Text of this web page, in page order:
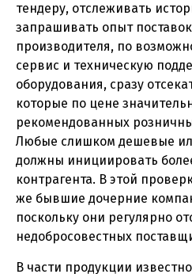
тендеру, отслеживать
запрашивать опыт
производителя, по
сервис и техническую
оборудования, сразу
которые по цене
рекомендованных
Любые слишком дешевые
должны инициировать
контрагента. В этой
же бывшие дочерние
поскольку они регулярно
недобросовестных
В части продукции